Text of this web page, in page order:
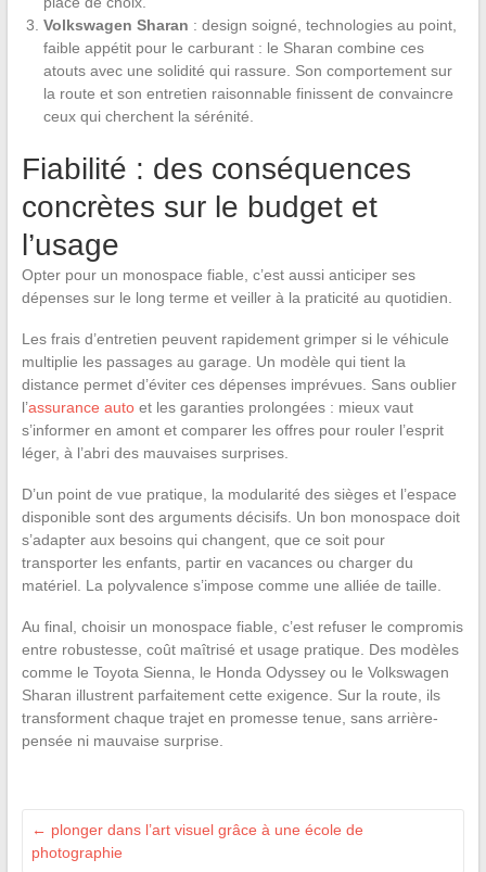
Volkswagen Sharan : design soigné, technologies au point,
faible appétit pour le carburant : le Sharan combine ces
atouts avec une solidité qui rassure. Son comportement sur
la route et son entretien raisonnable finissent de convaincre
ceux qui cherchent la sérénité.
Fiabilité : des conséquences
concrètes sur le budget et
l’usage
Opter pour un monospace fiable, c’est aussi anticiper ses
dépenses sur le long terme et veiller à la praticité au quotidien.
Les frais d’entretien peuvent rapidement grimper si le véhicule
multiplie les passages au garage. Un modèle qui tient la
distance permet d’éviter ces dépenses imprévues. Sans oublier
l’assurance autoet les garanties prolongées : mieux vaut
s’informer en amont et comparer les offres pour rouler l’esprit
léger, à l’abri des mauvaises surprises.
D’un point de vue pratique, la modularité des sièges et l’espace
disponible sont des arguments décisifs. Un bon monospace doit
s’adapter aux besoins qui changent, que ce soit pour
transporter les enfants, partir en vacances ou charger du
matériel. La polyvalence s’impose comme une alliée de taille.
Au final, choisir un monospace fiable, c’est refuser le compromis
entre robustesse, coût maîtrisé et usage pratique. Des modèles
comme le Toyota Sienna, le Honda Odyssey ou le Volkswagen
Sharan illustrent parfaitement cette exigence. Sur la route, ils
transforment chaque trajet en promesse tenue, sans arrière-
pensée ni mauvaise surprise.
← plonger dans l’art visuel grâce à une école de
photographie